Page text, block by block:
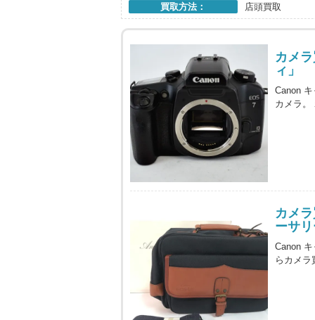
買取方法：
店頭買取
カメ
ィ」
Canon
カメラ
カメ
ーサ
Canon
らカメ